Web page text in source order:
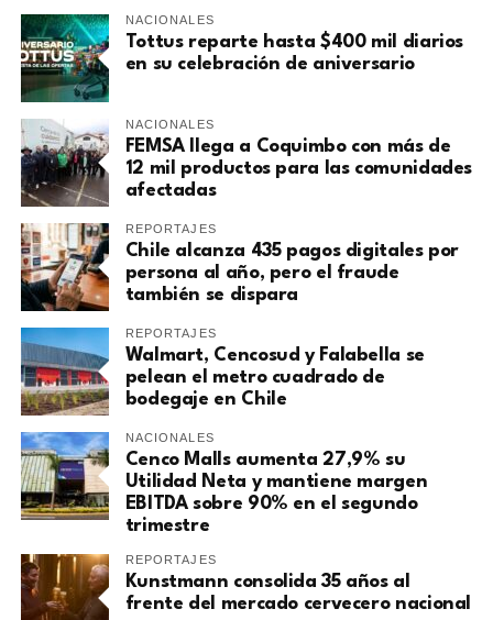
NACIONALES
Tottus reparte hasta $400 mil diarios
en su celebración de aniversario
NACIONALES
FEMSA llega a Coquimbo con más de
12 mil productos para las comunidades
afectadas
REPORTAJES
Chile alcanza 435 pagos digitales por
persona al año, pero el fraude
también se dispara
REPORTAJES
Walmart, Cencosud y Falabella se
pelean el metro cuadrado de
bodegaje en Chile
NACIONALES
Cenco Malls aumenta 27,9% su
Utilidad Neta y mantiene margen
EBITDA sobre 90% en el segundo
trimestre
REPORTAJES
Kunstmann consolida 35 años al
frente del mercado cervecero nacional